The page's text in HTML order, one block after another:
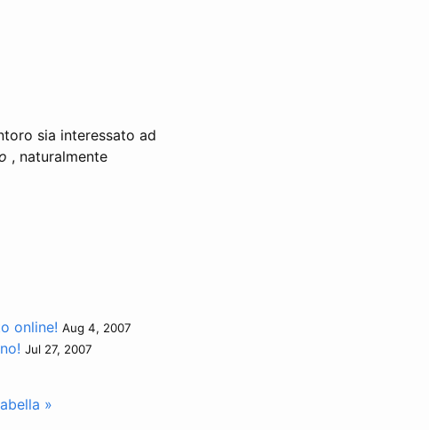
sia interessato ad
, naturalmente
online! Aug 4, 2007
Jul 27, 2007
»